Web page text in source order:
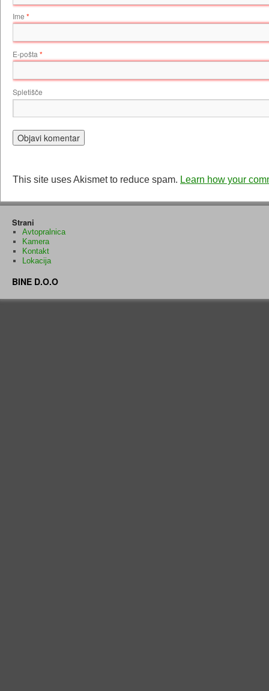
Ime *
E-pošta *
Spletišče
This site uses Akismet to reduce spam. Learn how your
Strani
Avtopralnica
Kamera
Kontakt
Lokacija
BINE D.O.O